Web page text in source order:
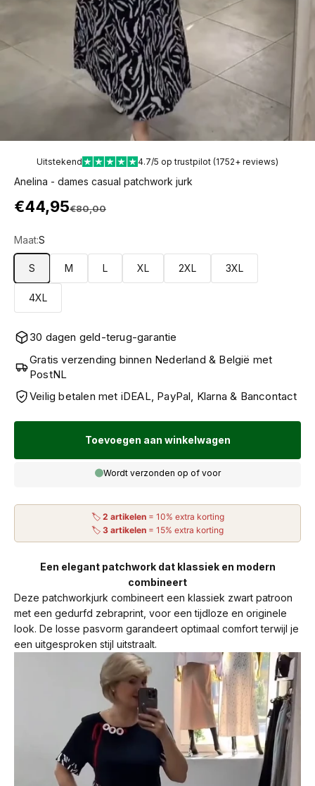
Uitstekend 4.7/5 op trustpilot (1752+ reviews)
Anelina - dames casual patchwork jurk
Aanbiedingsprijs
€44,95Normale prijs
€80,00
Maat:S
S M L XL 2XL 3XL
4XL
30 dagen geld-terug-garantie
Gratis verzending binnen Nederland & België met
PostNL
Veilig betalen met iDEAL, PayPal, Klarna & Bancontact
Toevoegen aan winkelwagen
Wordt verzonden op of voor
🏷 2 artikelen= 10% extra korting
🏷 3 artikelen = 15% extra korting
Een elegant patchwork dat klassiek en modern
combineert
Deze patchworkjurk combineert een klassiek zwart patroon
met een gedurfd zebraprint, voor een tijdloze en originele
look. De losse pasvorm garandeert optimaal comfort terwijl je
een uitgesproken stijl uitstraalt.